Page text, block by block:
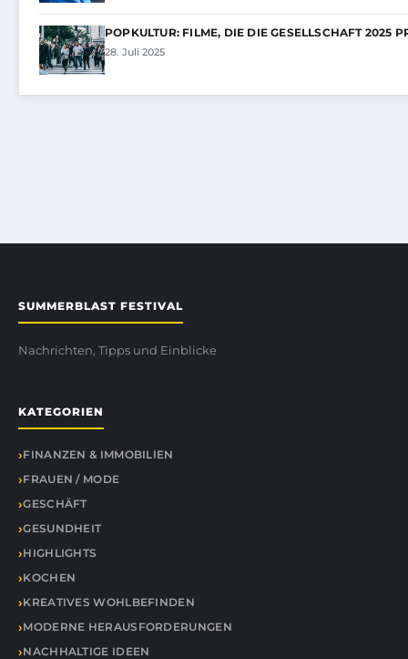
POPKULTUR: FILME, DIE DIE GESELLSCHAFT 2025
28. Juli 2025
SUMMERBLAST FESTIVAL
Nachrichten, Tipps und Einblicke
KATEGORIEN
FINANZEN & IMMOBILIEN
FRAUEN / MODE
GESCHÄFT
GESUNDHEIT
HIGHLIGHTS
KOCHEN
KREATIVES WOHLBEFINDEN
MODERNE HERAUSFORDERUNGEN
NACHHALTIGE IDEEN